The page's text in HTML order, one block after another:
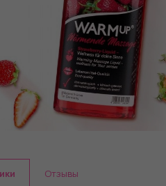
Отзывы